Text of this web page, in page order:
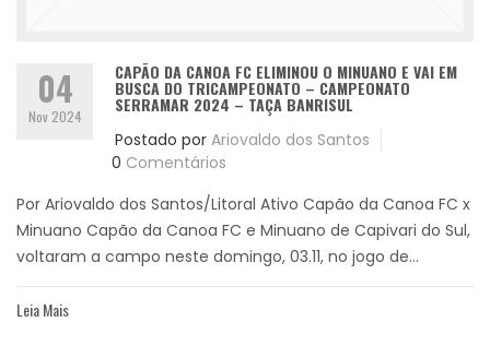
04
Nov 2024
CAPÃO DA CANOA FC ELIMINOU O MINUANO E VAI EM
BUSCA DO TRICAMPEONATO – CAMPEONATO
SERRAMAR 2024 – TAÇA BANRISUL
Postado por Ariovaldo dos Santos
0 Comentários
Por Ariovaldo dos Santos/Litoral Ativo Capão da Canoa FC x
Minuano Capão da Canoa FC e Minuano de Capivari do Sul,
voltaram a campo neste domingo, 03.11, no jogo de...
Leia Mais